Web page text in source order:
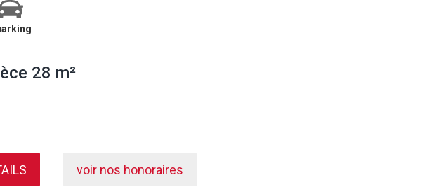
28 m²
voir nos honoraires